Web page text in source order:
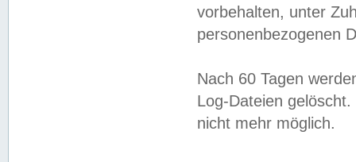
vorbehalten, unter
personenbezogenen
Nach 60 Tagen
Log-Dateien
nicht mehr möglich.